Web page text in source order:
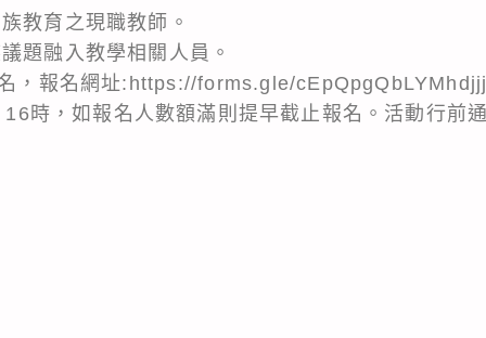
教育之現職教師。
題融入教學相關人員。
，報名網址:https://forms.gle/
時，如報名人數額滿則提早截止報名。活動行前